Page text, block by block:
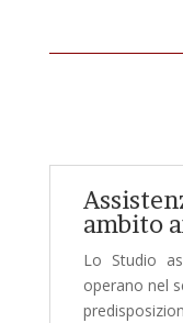
ambito
Lo Studio
operano nel